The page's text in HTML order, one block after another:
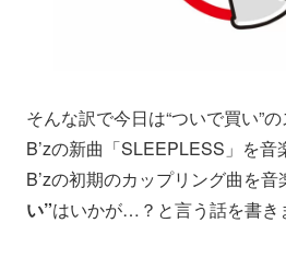
そんな訳で今日は“ついで買い”の
B’zの新曲「SLEEPLESS」を
B’zの初期のカップリング曲を音
い”はいかが…？と言う話を書き